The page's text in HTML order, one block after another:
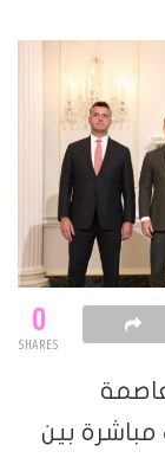
0
SHARES
مباشرة بين